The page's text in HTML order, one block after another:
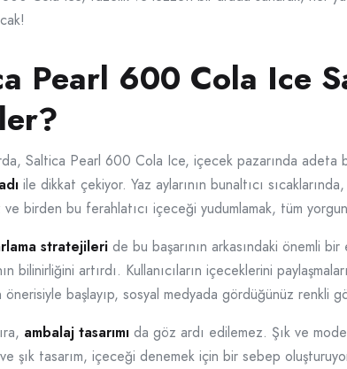
Pearl 600 Cola Ice
Saltica Pearl 600 Cola Ice, içecek pazarında
ile dikkat çekiyor. Yaz aylarının bunaltıcı
ve birden bu ferahlatıcı içeceği yudumlamak, tüm
stratejileri de bu başarının arkasındaki önemli
bilinirliğini artırdı. Kullanıcıların içeceklerini
önerisiyle başlayıp, sosyal medyada gördüğünüz
ambalaj tasarımı da göz ardı edilemez. Şık ve
şık tasarım, içeceği denemek için bir sebep